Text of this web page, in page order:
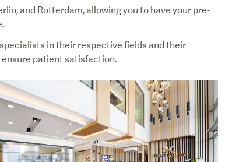
and Rotterdam, allowing you to have your pre-
in their respective fields and their
patient satisfaction.